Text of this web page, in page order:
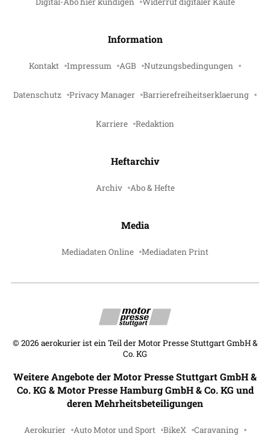
Information
Kontakt Impressum AGB Nutzungsbedingungen
Datenschutz Privacy Manager Barrierefreiheitserklaerung
Karriere Redaktion
Heftarchiv
Archiv Abo & Hefte
Media
Mediadaten Online Mediadaten Print
© 2026 aerokurier ist ein Teil der Motor Presse Stuttgart GmbH &
Co. KG
Weitere Angebote der Motor Presse Stuttgart GmbH &
Co. KG & Motor Presse Hamburg GmbH & Co. KG und
deren Mehrheitsbeteiligungen
Aerokurier Auto Motor und Sport BikeX Caravaning